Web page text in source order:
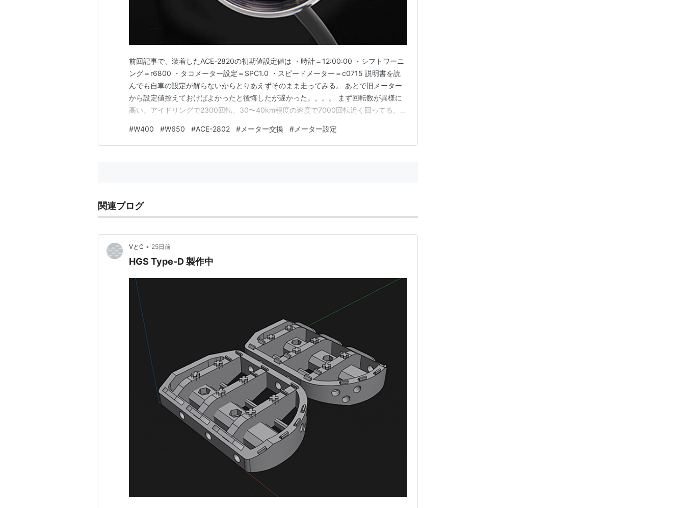
前回記事で、装着したACE-2820の初期値設定値は ・時計＝12:00:00 ・シフトワーニ
ング＝r6800 ・タコメーター設定＝SPC1.0 ・スピードメーター＝c0715 説明書を読
んでも自車の設定が解らないからとりあえずそのまま走ってみる。 あとで旧メーター
から設定値控えておけばよかったと後悔したが遅かった。。。。 まず回転数が異様に
高い。アイドリングで2300回転、30〜40km程度の速度で7000回転近く回ってる。速
シフトワーニングをr7500に変更、タコメーター設定を2.0に変更 →結果：回転数…
#W400 #W650 #ACE-2802 # メーター交換 # メーター設定
関連ブログ
VとC • 25日前
HGS Type-D 製作中